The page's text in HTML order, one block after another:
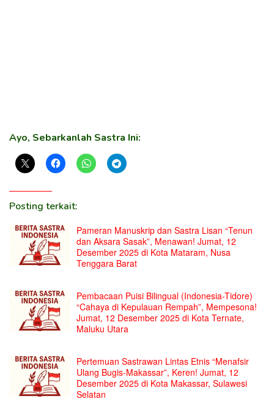
Ayo, Sebarkanlah Sastra Ini:
Posting terkait:
Pameran Manuskrip dan Sastra Lisan “Tenun
dan Aksara Sasak”, Menawan! Jumat, 12
Desember 2025 di Kota Mataram, Nusa
Tenggara Barat
Pembacaan Puisi Bilingual (Indonesia-Tidore)
“Cahaya di Kepulauan Rempah”, Mempesona!
Jumat, 12 Desember 2025 di Kota Ternate,
Maluku Utara
Pertemuan Sastrawan Lintas Etnis “Menafsir
Ulang Bugis-Makassar”, Keren! Jumat, 12
Desember 2025 di Kota Makassar, Sulawesi
Selatan